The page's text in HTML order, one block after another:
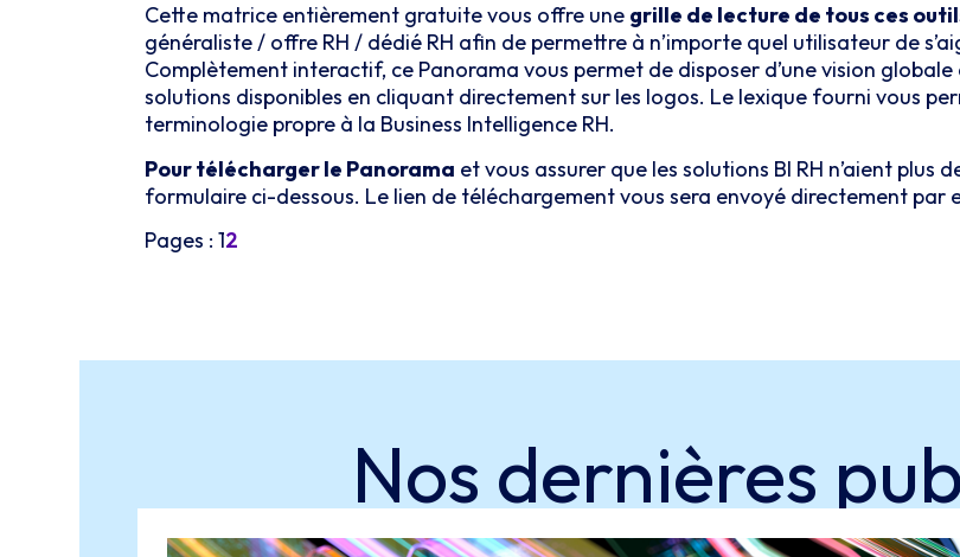
Cette matrice entièrement gratuite vous offre une grille de lecture de tous ces
généraliste / offre RH / dédié RH afin de permettre à n’importe quel utilisateur de
Complètement interactif, ce Panorama vous permet de disposer d’une vision globale
solutions disponibles en cliquant directement sur les logos. Le lexique fourni vous
terminologie propre à la Business Intelligence RH.
Pour télécharger le Panorama et vous assurer que les solutions BI RH n’aient plus
formulaire ci-dessous. Le lien de téléchargement vous sera envoyé directement par
Pages : 12
Nos dernières